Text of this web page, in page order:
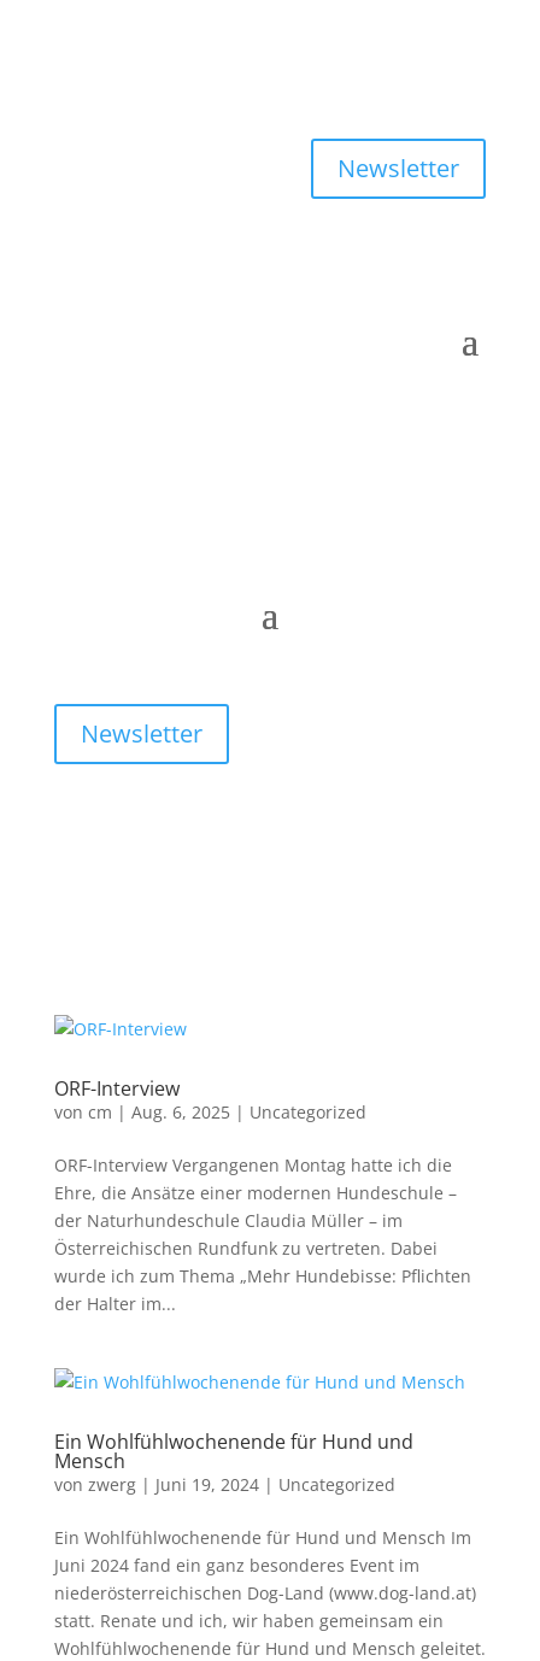
Newsletter
Newsletter
ORF-Interview
von cm | Aug. 6, 2025| Uncategorized
ORF-Interview Vergangenen Montag hatte ich die
Ehre, die Ansätze einer modernen Hundeschule –
der Naturhundeschule Claudia Müller – im
Österreichischen Rundfunk zu vertreten. Dabei
wurde ich zum Thema „Mehr Hundebisse: Pflichten
der Halter im...
Ein Wohlfühlwochenende für Hund und
Mensch
von zwerg| Juni 19, 2024| Uncategorized
Ein Wohlfühlwochenende für Hund und Mensch Im
Juni 2024 fand ein ganz besonderes Event im
niederösterreichischen Dog-Land (www.dog-land.at)
statt. Renate und ich, wir haben gemeinsam ein
Wohlfühlwochenende für Hund und Mensch geleitet.